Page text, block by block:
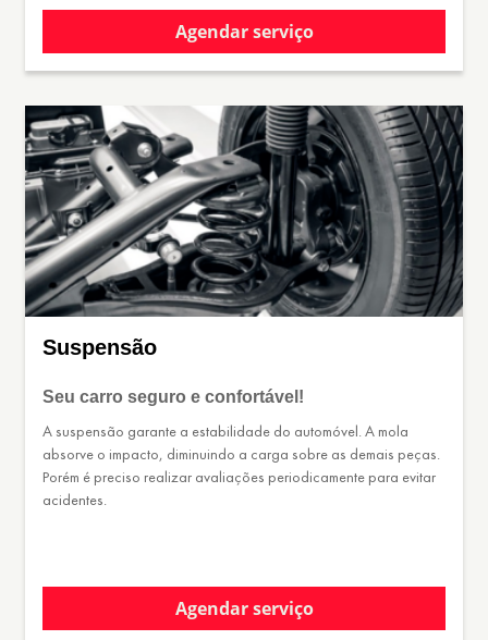
Agendar serviço
Suspensão
Seu carro seguro e confortável!
A suspensão garante a estabilidade do automóvel. A mola
absorve o impacto, diminuindo a carga sobre as demais peças.
Porém é preciso realizar avaliações periodicamente para evitar
acidentes.
Agendar serviço